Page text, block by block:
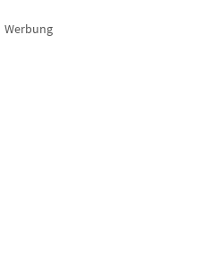
Werbung